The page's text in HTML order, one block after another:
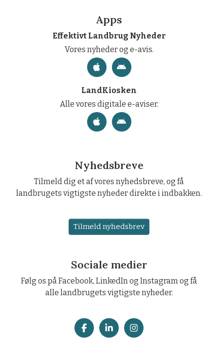
Apps
Effektivt Landbrug Nyheder
Vores nyheder og e-avis.
LandKiosken
Alle vores digitale e-aviser.
Nyhedsbreve
Tilmeld dig et af vores nyhedsbreve, og få
landbrugets vigtigste nyheder direkte i indbakken.
Tilmeld nyhedsbrev
Sociale medier
Følg os på Facebook, LinkedIn og Instagram og få
alle landbrugets vigtigste nyheder.